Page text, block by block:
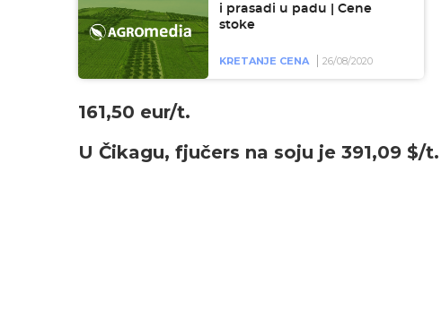
i prasadi u padu | Cene
stoke
KRETANJE CENA 26/08/2020
161,50 eur/t.
U Čikagu, fjučers na soju je 391,09 $/t.